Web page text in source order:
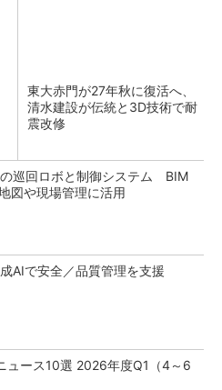
東大赤門が27年秋に復活へ、
清水建設が伝統と3D技術で耐
震改修
巡回ロボと制御システム BIM
図や現場管理に活用
AIで安全／品質管理を支援
ュース10選 2026年度Q1（4～6